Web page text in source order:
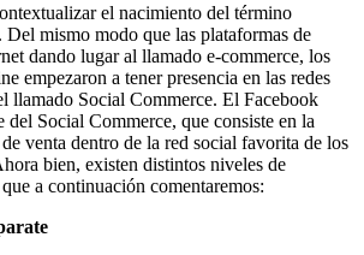
el nacimiento del término
Del mismo modo que las plataformas de
dando lugar al llamado e-commerce, los
empezaron a tener presencia en las redes
llamado Social Commerce. El Facebook
del Social Commerce, que consiste en la
venta dentro de la red social favorita de los
bien, existen distintos niveles de
a continuación comentaremos: